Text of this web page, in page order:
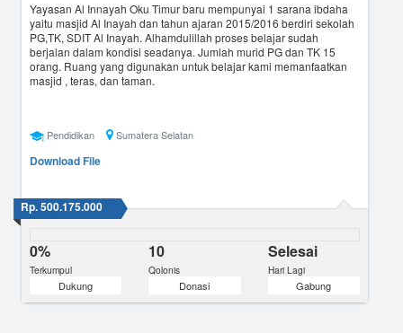
Yayasan Al Innayah Oku Timur baru mempunyai 1 sarana ibdaha
yaitu masjid Al Inayah dan tahun ajaran 2015/2016 berdiri sekolah
PG,TK, SDIT Al Inayah. Alhamdulillah proses belajar sudah
berjalan dalam kondisi seadanya. Jumlah murid PG dan TK 15
orang. Ruang yang digunakan untuk belajar kami memanfaatkan
masjid , teras, dan taman.
Pendidikan Sumatera Selatan
Download File
Rp. 500.175.000
0%
Terkumpul
10
Qolonis
Selesai
Hari Lagi
Dukung Donasi Gabung